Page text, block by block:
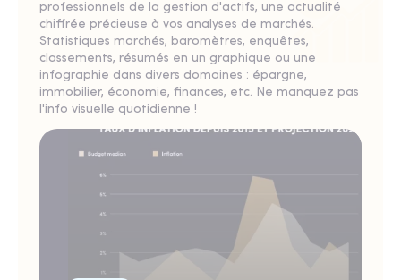
professionnels de la gestion d'actifs, une actualité
chiffrée précieuse à vos analyses de marchés.
Statistiques marchés, baromètres, enquêtes,
classements, résumés en un graphique ou une
infographie dans divers domaines : épargne,
immobilier, économie, finances, etc. Ne manquez pas
l'info visuelle quotidienne !